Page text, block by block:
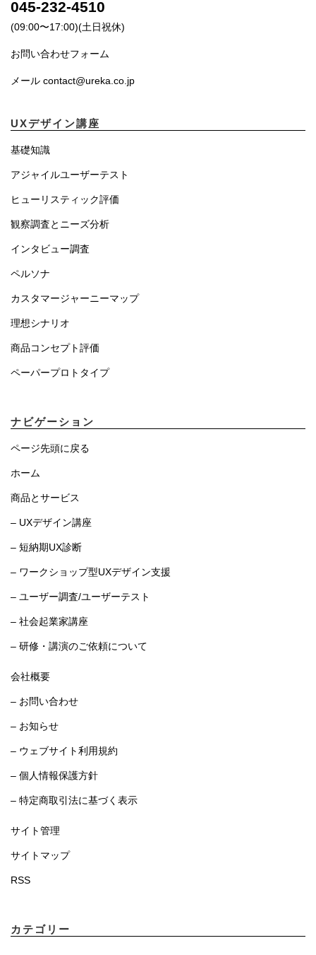
045-232-4510
(09:00〜17:00)(土日祝休)
お問い合わせフォーム
メール contact@ureka.co.jp
UXデザイン講座
基礎知識
アジャイルユーザーテスト
ヒューリスティック評価
観察調査とニーズ分析
インタビュー調査
ペルソナ
カスタマージャーニーマップ
理想シナリオ
商品コンセプト評価
ペーパープロトタイプ
ナビゲーション
ページ先頭に戻る
ホーム
商品とサービス
– UXデザイン講座
– 短納期UX診断
– ワークショップ型UXデザイン支援
– ユーザー調査/ユーザーテスト
– 社会起業家講座
– 研修・講演のご依頼について
会社概要
– お問い合わせ
– お知らせ
– ウェブサイト利用規約
– 個人情報保護方針
– 特定商取引法に基づく表示
サイト管理
サイトマップ
RSS
カテゴリー